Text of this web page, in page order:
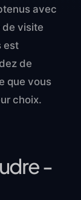
avec
visite
est
de
que vous
choix.
-